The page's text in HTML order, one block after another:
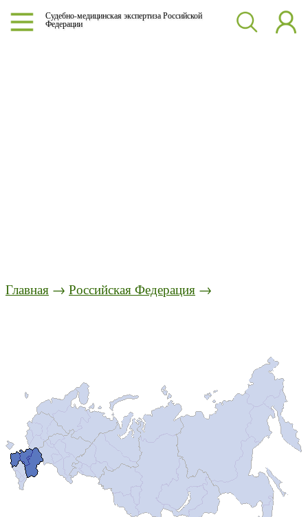
Судебно-медицинская экспертиза Российской
Федерации
Главная → Российская Федерация →